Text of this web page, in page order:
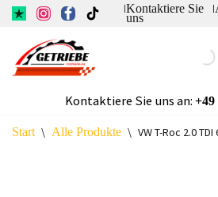
Inhalt
springen
|Kontaktiere Sie
uns
|
Kontaktiere Sie uns an: +49
Start \ Alle Produkte \ VW T-Roc 2.0